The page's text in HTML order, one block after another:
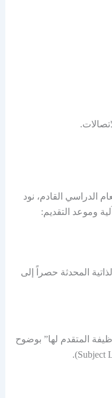
الدراسي القادم، نود
وموعد التقديم:
المحدثة حصراً إلى
المتقدم لها” بوضوح